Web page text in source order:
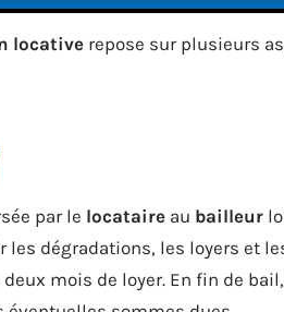
locative repose sur plusieurs
par le locataire au bailleur
dégradations, les loyers et
mois de loyer. En fin de